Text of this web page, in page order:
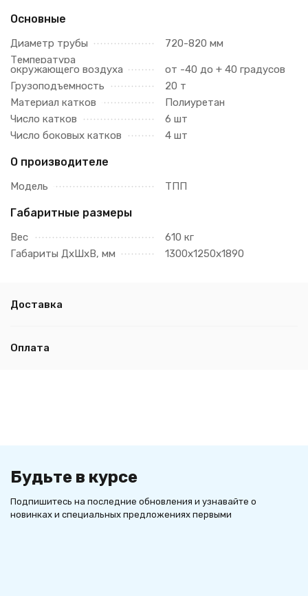
Основные
Диаметр трубы
720-820 мм
Температура
окружающего воздуха
от -40 до + 40 градусов
Грузоподъемность
20 т
Материал катков
Полиуретан
Число катков
6 шт
Число боковых катков
4 шт
О производителе
Модель ТПП
Габаритные размеры
Вес
610 кг
Габариты ДхШхВ, мм
1300х1250х1890
Доставка
Оплата
Будьте в курсе
Подпишитесь на последние обновления и узнавайте о
новинках и специальных предложениях первыми